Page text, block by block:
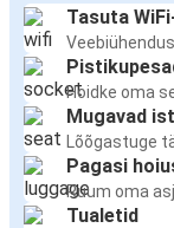
Tasuta
Hoidke oma
Mugavad
Lõõgastuge
Pagasi
Ruum oma
Tualetid